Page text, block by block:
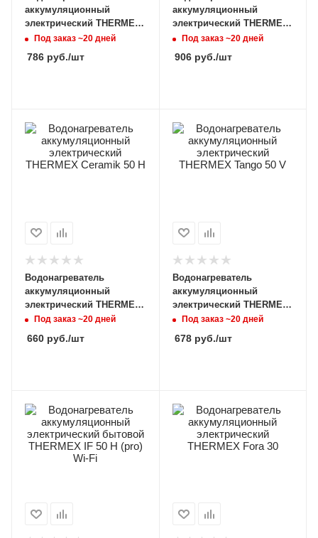
аккумуляционный
электрический THERMEX
MK 80 H
Под заказ ~20 дней
786 руб./шт
аккумуляционный
электрический THERMEX
MK 100 H
Под заказ ~20 дней
906руб./шт
Водонагреватель
аккумуляционный
электрический THERMEX
Ceramik 50 H
Под заказ ~20 дней
660 руб./шт
Водонагреватель
аккумуляционный
электрический THERMEX
Tango 50 V
Под заказ ~20 дней
678руб./шт